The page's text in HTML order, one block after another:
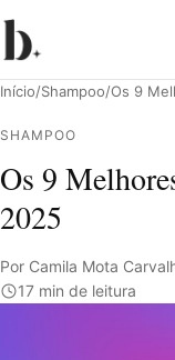
Pesquisar
Início/Shampoo/Os 9
SHAMPOO
Os 9
2025
Por Camila Mota
17 min de leitura